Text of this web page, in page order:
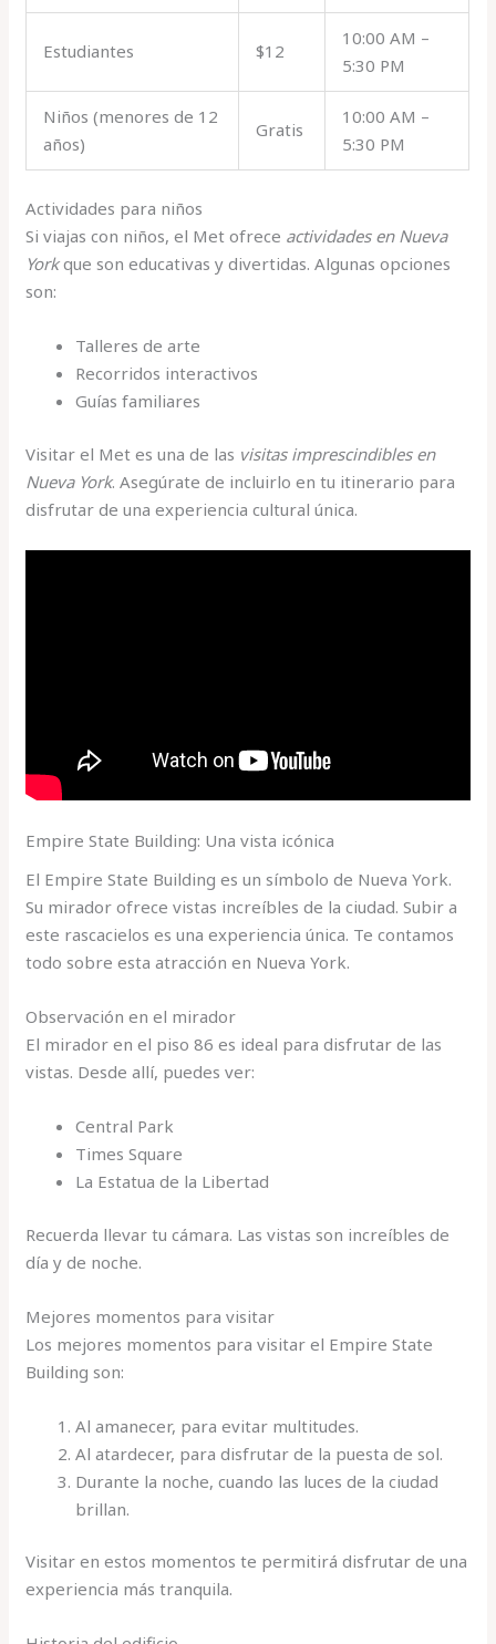
Estudiantes $12
10:00 AM –
5:30 PM
Niños (menores de 12
años)
Gratis
10:00 AM –
5:30 PM
Actividades para niños
Si viajas con niños, el Met ofrece actividades en Nueva
Yorkque son educativas y divertidas. Algunas opciones
son:
Talleres de arte
Recorridos interactivos
Guías familiares
Visitar el Met es una de las visitas imprescindibles en
Nueva York. Asegúrate de incluirlo en tu itinerario para
disfrutar de una experiencia cultural única.
Empire State Building: Una vista icónica
El Empire State Building es un símbolo de Nueva York.
Su mirador ofrece vistas increíbles de la ciudad. Subir a
este rascacielos es una experiencia única. Te contamos
todo sobre esta atracción en Nueva York.
Observación en el mirador
El mirador en el piso 86 es ideal para disfrutar de las
vistas. Desde allí, puedes ver:
Central Park
Times Square
La Estatua de la Libertad
Recuerda llevar tu cámara. Las vistas son increíbles de
día y de noche.
Mejores momentos para visitar
Los mejores momentos para visitar el Empire State
Building son:
Al amanecer, para evitar multitudes.
Al atardecer, para disfrutar de la puesta de sol.
Durante la noche, cuando las luces de la ciudad
brillan.
Visitar en estos momentos te permitirá disfrutar de una
experiencia más tranquila.